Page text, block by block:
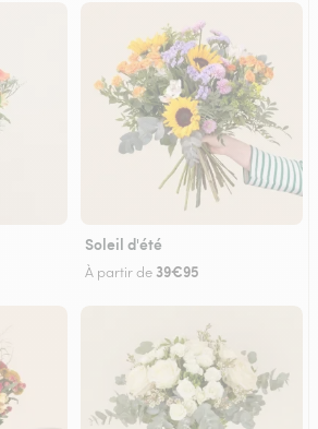
Soleil d'été
À partir de 39€95